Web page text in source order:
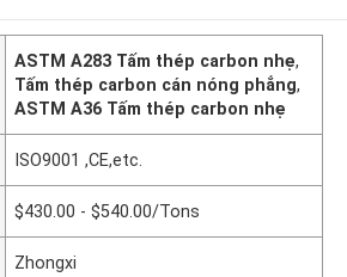
ASTM A283 Tấm thép carbon nhẹ,
Tấm thép carbon cán nóng phẳng,
ASTM A36 Tấm thép carbon nhẹ
ISO9001 ,CE,etc.
$430.00 - $540.00/Tons
Zhongxi